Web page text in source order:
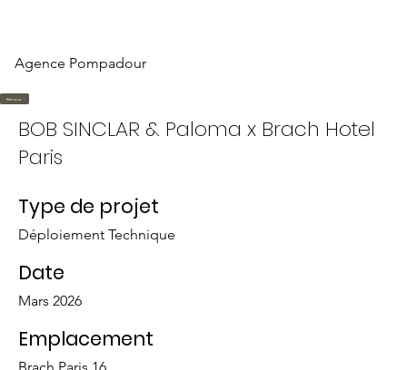
Agence Pompadour
BOB SINCLAR & Paloma x Brach Hotel
Paris
Type de projet
Déploiement Technique
Date
Mars 2026
Emplacement
Retour